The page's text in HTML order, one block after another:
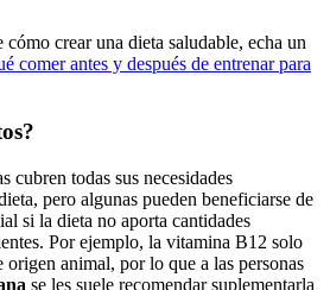
cómo crear una dieta saludable, echa un
comer antes y después de entrenar para
cubren todas sus necesidades
pero algunas pueden beneficiarse de
si la dieta no aporta cantidades
Por ejemplo, la vitamina B12 solo
origen animal, por lo que a las personas
se les suele recomendar suplementarla